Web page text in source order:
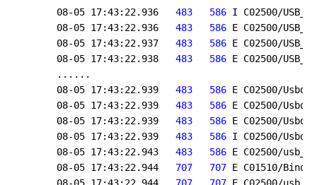
08-05 17:43:22.936 483 586 I C02500/
08-05 17:43:22.936
483 586 E C02500/
08-05 17:43:22.937
483 586 E C02500/
08-05 17:43:22.938
483 586 E C02500/
......
08-05 17:43:22.939
483 586 E C02500/
08-05 17:43:22.939
483 586 E C02500/
08-05 17:43:22.939
483 586 E C02500/
08-05 17:43:22.939
483 586 I C02500/Usbd:
08-05 17:43:22.943
483 586 E C02500/
08-05 17:43:22.944
707 707 E C01510/